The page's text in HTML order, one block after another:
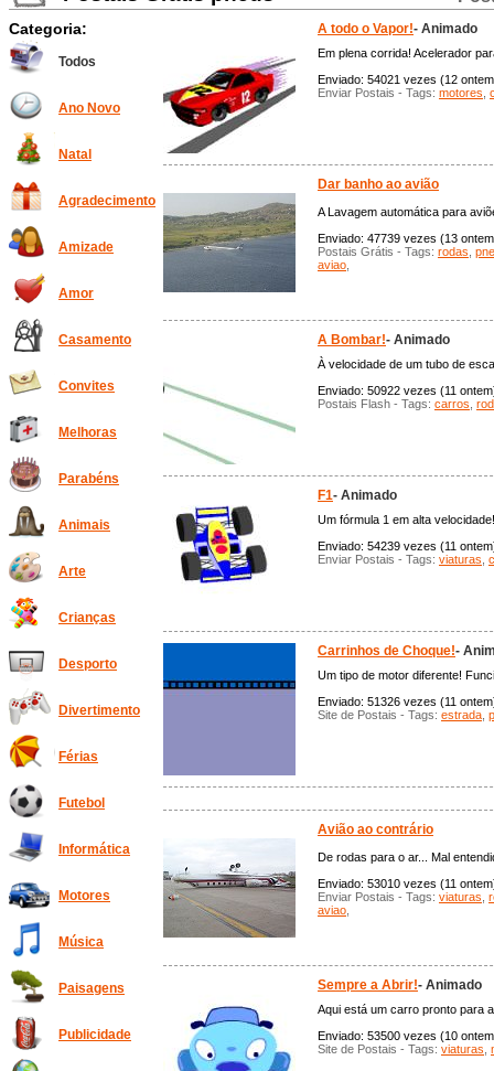
Categoria:
Todos
Ano Novo
Natal
Agradecimento
Amizade
Amor
Casamento
Convites
Melhoras
Parabéns
Animais
Arte
Crianças
Desporto
Divertimento
Férias
Futebol
Informática
Motores
Música
Paisagens
Publicidade
A todo o Vapor!- Animado
Em plena corrida! Acelerador
Enviado: 54021 vezes (12
Enviar Postais - Tags: motores
Dar banho ao avião
A Lavagem automática para
Enviado: 47739 vezes (13
Postais Grátis - Tags: rodas
aviao
A Bombar!- Animado
À velocidade de um tubo de
Enviado: 50922 vezes (11
Postais Flash - Tags: carros
F1- Animado
Um fórmula 1 em alta
Enviado: 54239 vezes (11
Enviar Postais - Tags: viaturas
Carrinhos de Choque!-
Um tipo de motor diferente!
Enviado: 51326 vezes (11
Site de Postais - Tags: estrada
Avião ao contrário
De rodas para o ar... Mal
Enviado: 53010 vezes (11
Enviar Postais - Tags: viaturas
aviao
Sempre a Abrir!- Animado
Aqui está um carro pronto para
Enviado: 53500 vezes (10
Site de Postais - Tags: viaturas